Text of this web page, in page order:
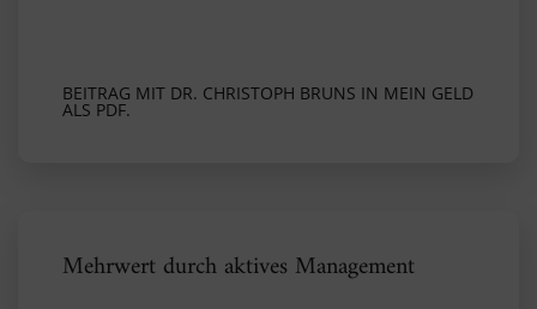
BEITRAG MIT DR. CHRISTOPH BRUNS IN MEIN GELD
ALS PDF.
Mehrwert durch aktives Management